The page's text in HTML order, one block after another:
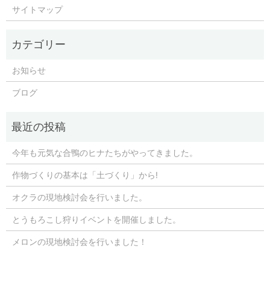
サイトマップ
お知らせ
ブログ
今年も元気な合鴨のヒナたちがやってきました。
作物づくりの基本は「土づくり」から!
オクラの現地検討会を行いました。
とうもろこし狩りイベントを開催しました。
メロンの現地検討会を行いました！